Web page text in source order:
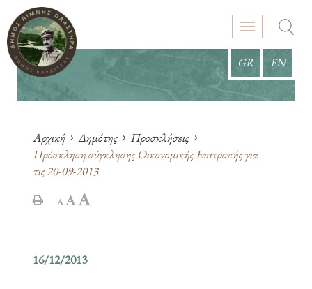
GR EN
Αρχική Δημότης
Προσκλήσεις
Πρόσκληση σύγκλησης Οικονομικής Επιτροπής για
τις 20-09-2013
16/12/2013